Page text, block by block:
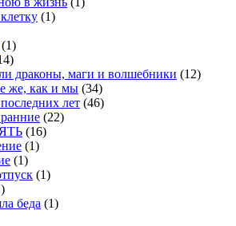
(1)
(1)
драконы, маги и волшебники (12)
же, как и мы (34)
лет (46)
(22)
(16)
(1)
(1)
(1)
беда (1)